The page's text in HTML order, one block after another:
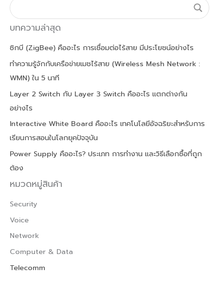
บทความล่าสุด
ซิกบี (ZigBee) คืออะไร การเชื่อมต่อไร้สาย มีประโยชน์อย่างไร
ทำความรู้จักกับเครือข่ายเมชไร้สาย (Wireless Mesh Network :
WMN) ใน 5 นาที
Layer 2 Switch กับ Layer 3 Switch คืออะไร แตกต่างกัน
อย่างไร
Interactive White Board คืออะไร เทคโนโลยีอัจฉริยะสำหรับการ
เรียนการสอนในโลกยุคปัจจุบัน
Power Supply คืออะไร? ประเภท การทำงาน และวิธีเลือกซื้อที่ถูก
ต้อง
หมวดหมู่สินค้า
Security
Voice
Network
Computer & Data
Telecomm